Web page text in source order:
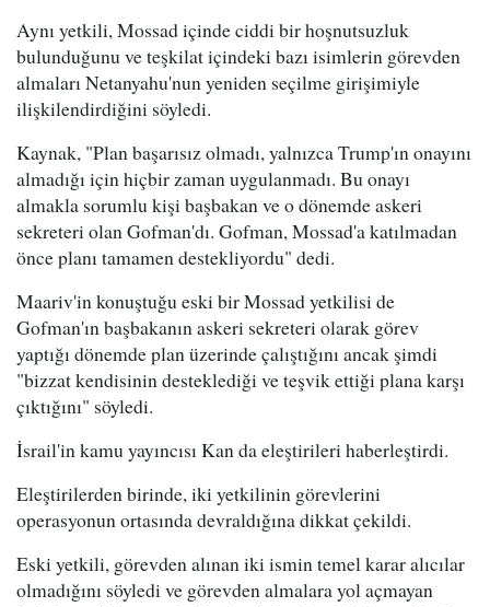
Aynı yetkili, Mossad içinde ciddi bir hoşnutsuzluk
bulunduğunu ve teşkilat içindeki bazı isimlerin görevden
almaları Netanyahu'nun yeniden seçilme girişimiyle
ilişkilendirdiğini söyledi.
Kaynak, "Plan başarısız olmadı, yalnızca Trump'ın onayını
almadığı için hiçbir zaman uygulanmadı. Bu onayı
almakla sorumlu kişi başbakan ve o dönemde askeri
sekreteri olan Gofman'dı. Gofman, Mossad'a katılmadan
önce planı tamamen destekliyordu" dedi.
Maariv'in konuştuğu eski bir Mossad yetkilisi de
Gofman'ın başbakanın askeri sekreteri olarak görev
yaptığı dönemde plan üzerinde çalıştığını ancak şimdi
"bizzat kendisinin desteklediği ve teşvik ettiği plana karşı
çıktığını" söyledi.
İsrail'in kamu yayıncısı Kan da eleştirileri haberleştirdi.
Eleştirilerden birinde, iki yetkilinin görevlerini
operasyonun ortasında devraldığına dikkat çekildi.
Eski yetkili, görevden alınan iki ismin temel karar alıcılar
olmadığını söyledi ve görevden almalara yol açmayan